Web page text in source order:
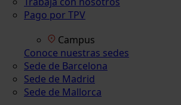
Pago por TPV
Campus
Conoce nuestras sedes
Sede de Barcelona
Sede de Madrid
Sede de Mallorca